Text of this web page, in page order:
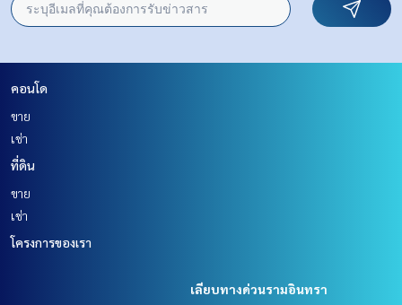
คอนโด
ขาย
เช่า
ที่ดิน
ขาย
เช่า
โครงการของเรา
เลียบทางด่วนรามอินทรา